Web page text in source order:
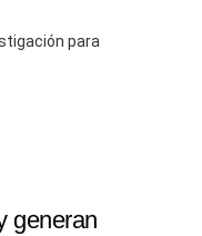
para
generan